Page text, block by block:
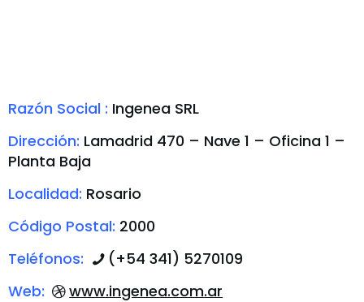
Razón Social : Ingenea SRL
Dirección: Lamadrid 470 – Nave 1 – Oficina 1 –
Planta Baja
Localidad: Rosario
Código Postal: 2000
Teléfonos:
(+54 341) 5270109
Web:
www.ingenea.com.ar